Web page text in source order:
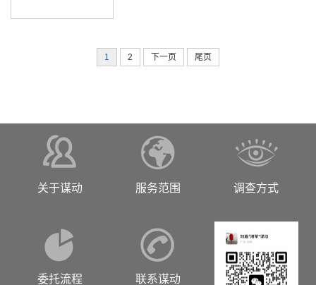
1 2 下一页 尾页
关于谋动 服务范围 调查方式
委托流程 联系谋动